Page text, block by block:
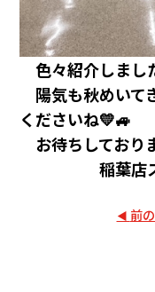
色々紹介しまし
陽気も秋めいて
くださいね💛🚙
お待ちしており
稲葉店スタ
前